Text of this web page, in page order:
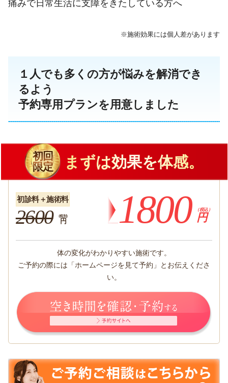
痛みで日常生活に支障をきたしている方へ
※施術効果には個人差があります
１人でも多くの方が悩みを解消でき
るよう
予約専用プランを用意しました
初回
限定
まずは効果を体感。
初診料＋施術料
2600 （税別）
円 1800 （税込）
円
体の変化がわかりやすい施術です。
ご予約の際には「ホームページを見て予約」とお伝えくださ
い。